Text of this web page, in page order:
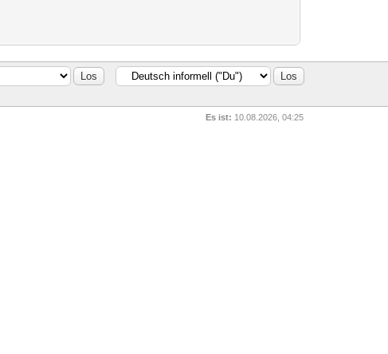
Es ist: 10.08.2026, 04:25